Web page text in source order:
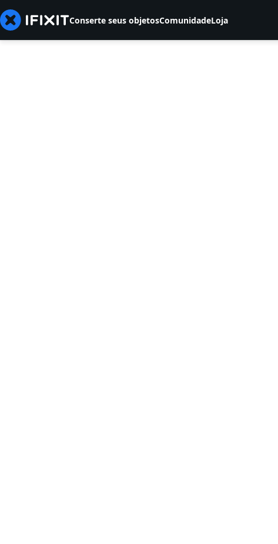
Conserte seus objetosComunidadeLoja